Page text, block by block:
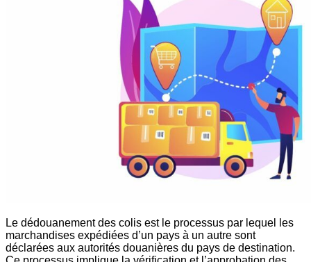
Le dédouanement des colis est le processus par lequel les
marchandises expédiées d’un pays à un autre sont
déclarées aux autorités douanières du pays de destination.